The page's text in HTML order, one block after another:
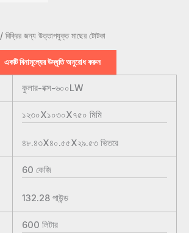
/ বিক্রির জন্য উত্তাপযুক্ত মাছের টোটকা
একটি বিনামূল্যের উদ্ধৃতি অনুরোধ করুন
কুলার-বক্স-৬০০LW
১২৩০X১০৩০X৭৫০ মিমি
৪৮.৪৩X৪০.৫৫X২৯.৫৩ ভিতরে
60 কেজি
132.28 পাউন্ড
600 লিটার